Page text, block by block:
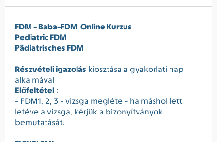
FDM - Baba-FDM Online Kurzus
Pediatric FDM
Pädiatrisches FDM
Részvételi igazolás kiosztása a gyakorlati nap
alkalmával
Előfeltétel :
- FDM1, 2, 3 - vizsga megléte - ha máshol lett
letéve a vizsga, kérjük a bizonyítványok
bemutatását.